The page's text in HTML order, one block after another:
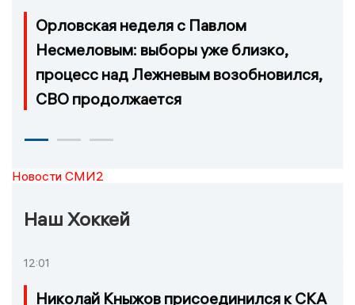
Орловская неделя с Павлом
Несмеловым: выборы уже близко,
процесс над Лежневым возобновился,
СВО продолжается
Новости СМИ2
Наш Хоккей
12:01
Николай Кныжов присоединился к СКА